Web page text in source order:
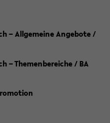
– Allgemeine Angebote /
– Themenbereiche / BA